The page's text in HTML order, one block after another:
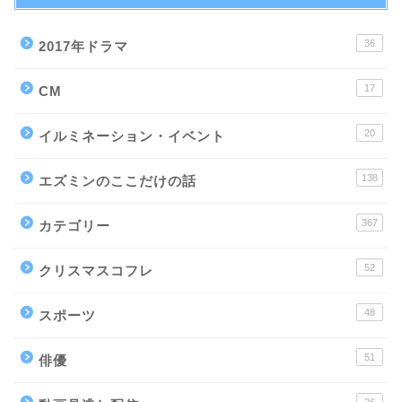
2017年ドラマ 36
CM 17
イルミネーション・イベント 20
エズミンのここだけの話 138
カテゴリー 367
クリスマスコフレ 52
スポーツ 48
俳優 51